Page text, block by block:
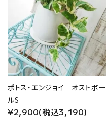
ポトス・エンジョイ オストボー
ルS
¥2,900(税込3,190)